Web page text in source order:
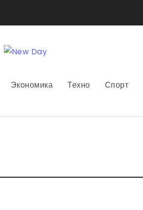
Экономика Техно Спорт